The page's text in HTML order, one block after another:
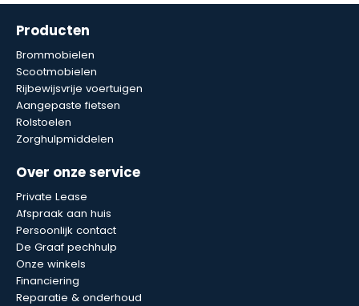
Producten
Brommobielen
Scootmobielen
Rijbewijsvrije voertuigen
Aangepaste fietsen
Rolstoelen
Zorghulpmiddelen
Over onze service
Private Lease
Afspraak aan huis
Persoonlijk contact
De Graaf pechhulp
Onze winkels
Financiering
Reparatie & onderhoud